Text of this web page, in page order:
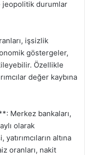
jeopolitik durumlar
işsizlik
göstergeler,
Özellikle
değer kaybına
Merkez bankaları,
olarak
altına
oranları, nakit